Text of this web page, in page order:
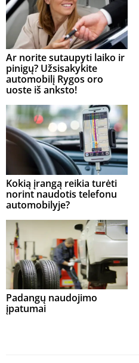
Ar norite sutaupyti laiko ir
pinigų? Užsisakykite
automobilį Rygos oro
uoste iš anksto!
Kokią įrangą reikia turėti
norint naudotis telefonu
automobilyje?
Padangų naudojimo
įpatumai